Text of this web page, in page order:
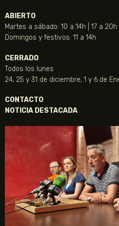
ABIERTO
Martes a sábado: 10 a 14h | 17 a 20h
Domingos y festivos: 11 a 14h
CERRADO
Todos los lunes
24, 25 y 31 de diciembre, 1 y 6 de
CONTACTO
NOTICIA DESTACADA